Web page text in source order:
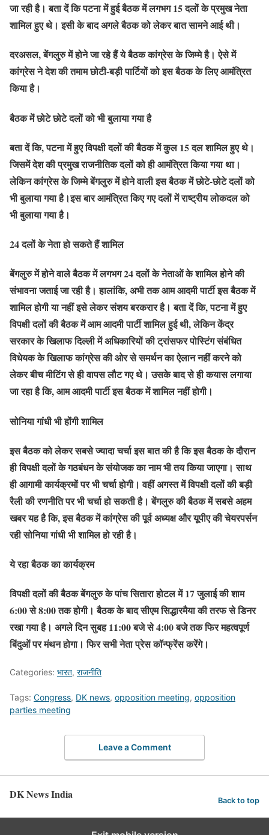
जा रही है। बता दें कि पटना में हुई बैठक में लगभग 15 दलों के प्रमुख नेता
शामिल हुए थे। इसी के बाद अगले बैठक को लेकर बात सामने आई थी।
दरअसल, बेंगलुरु में होने जा रहे हैं ये बैठक कांग्रेस के जिम्मे है। ऐसे में
कांग्रेस ने देश की तमाम छोटी-बड़ी पार्टियों को इस बैठक के लिए आमंत्रित
किया है।
बैठक में छोटे छोटे दलों को भी बुलाया गया है
बता दें कि, पटना में हुए विपक्षी दलों की बैठक में कुल 15 दल शामिल हुए थे।
जिसमें देश की प्रमुख राजनीतिक दलों को ही आमंत्रित किया गया था।
लेकिन कांग्रेस के जिम्मे बेंगलुरु में होने वाली इस बैठक में छोटे-छोटे दलों को
भी बुलाया गया है।इस बार आमंत्रित किए गए दलों में राष्ट्रीय लोकदल को
भी बुलाया गया है।
24 दलों के नेता हो सकते हैं शामिल
बेंगलुरु में होने वाले बैठक में लगभग 24 दलों के नेताओं के शामिल होने की
संभावना जताई जा रही है। हालांकि, अभी तक आम आदमी पार्टी इस बैठक में
शामिल होगी या नहीं इसे लेकर संशय बरकरार है। बता दें कि, पटना में हुए
विपक्षी दलों की बैठक में आम आदमी पार्टी शामिल हुई थी, लेकिन केंद्र
सरकार के खिलाफ दिल्ली में अधिकारियों की ट्रांसफर पोस्टिंग संबंधित
विधेयक के खिलाफ कांग्रेस की ओर से समर्थन का ऐलान नहीं करने को
लेकर बीच मीटिंग से ही वापस लौट गए थे। उसके बाद से ही कयास लगाया
जा रहा है कि, आम आदमी पार्टी इस बैठक में शामिल नहीं होगी।
सोनिया गांधी भी होंगी शामिल
इस बैठक को लेकर सबसे ज्यादा चर्चा इस बात की है कि इस बैठक के दौरान
ही विपक्षी दलों के गठबंधन के संयोजक का नाम भी तय किया जाएगा। साथ
ही आगामी कार्यक्रमों पर भी चर्चा होगी। वहीं अगस्त में विपक्षी दलों की बड़ी
रैली की रणनीति पर भी चर्चा हो सकती है। बेंगलुरु की बैठक में सबसे अहम
खबर यह है कि, इस बैठक में कांग्रेस की पूर्व अध्यक्ष और यूपीए की चेयरपर्सन
रही सोनिया गांधी भी शामिल हो रही है।
ये रहा बैठक का कार्यक्रम
विपक्षी दलों की बैठक बेंगलुरु के पांच सितारा होटल में 17 जुलाई की शाम
6:00 से 8:00 तक होगी। बैठक के बाद सीएम सिद्धारमैया की तरफ से डिनर
रखा गया है। अगले दिन सुबह 11:00 बजे से 4:00 बजे तक फिर महत्वपूर्ण
बिंदुओं पर मंथन होगा। फिर सभी नेता प्रेस कॉन्फ्रेंस करेंगे।
Categories: भारत, राजनीति
Tags: Congress, DK news, opposition meeting, opposition
parties meeting
Leave a Comment
DK News India Back to top